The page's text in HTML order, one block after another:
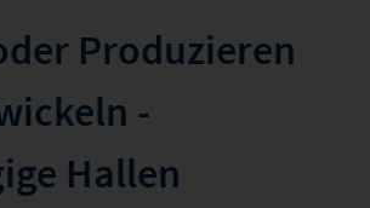
Produzieren
-
Hallen